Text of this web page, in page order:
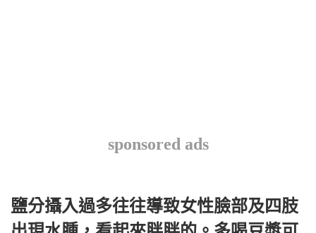
sponsored ads
鹽分攝入過多往往導致女性臉部及四肢